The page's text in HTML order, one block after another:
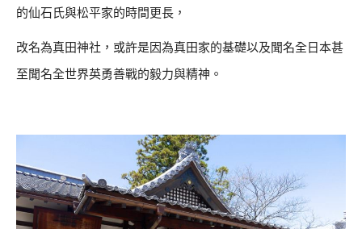
的仙石氏與松平家的時間更長，
改名為真田神社，或許是因為真田家的基礎以及聞名全日本甚
至聞名全世界英勇善戰的毅力與精神。